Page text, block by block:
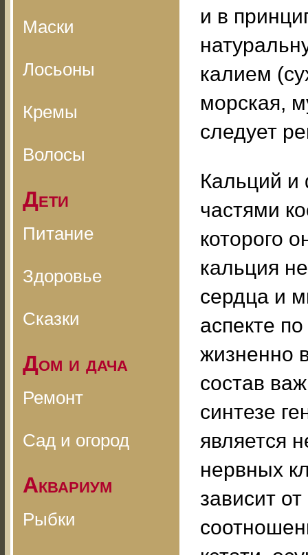
Маски
Лосьоны
Кремы
Волосы
Дети
Питание
Здоровье
Сказки
Дом и дача
Ремонт
Сад и огород
Аквариум
Рыбки
и в
калием
морская,
следует
Кальций
частями
которого
кальция
сердца и
аспекте
жизненно
состав
синтезе
является
нервных
зависит